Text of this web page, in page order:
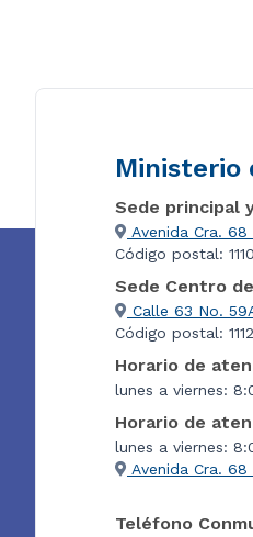
Ministerio
Sede principal
Avenida Cra.
Código postal:
Sede Centro
Calle 63 No.
Código postal:
Horario de
lunes a viernes:
Horario de
lunes a viernes:
Avenida Cra.
Teléfono